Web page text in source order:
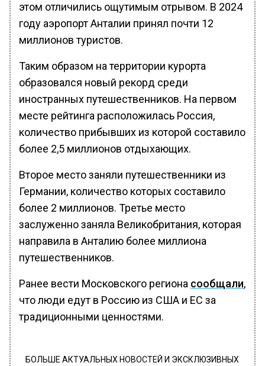
этом отличились ощутимым отрывом. В 2024
году аэропорт Анталии принял почти 12
миллионов туристов.
Таким образом на территории курорта
образовался новый рекорд среди
иностранных путешественников. На первом
месте рейтинга расположилась Россия,
количество прибывших из которой составило
более 2,5 миллионов отдыхающих.
Второе место заняли путешественники из
Германии, количество которых составило
более 2 миллионов. Третье место
заслуженно заняла Великобритания, которая
направила в Анталию более миллиона
путешественников.
Ранее вести Московского региона сообщали,
что люди едут в Россию из США и ЕС за
традиционными ценностями.
БОЛЬШЕ АКТУАЛЬНЫХ НОВОСТЕЙ И ЭКСКЛЮЗИВНЫХ